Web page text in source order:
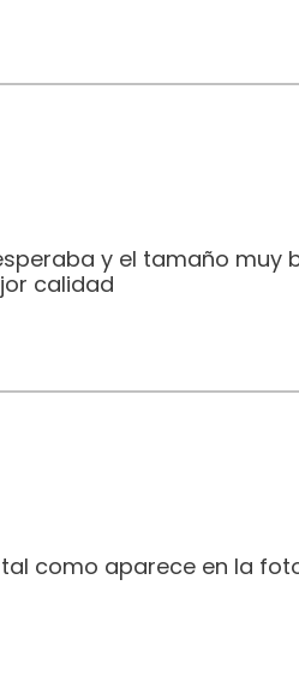
y el tamaño
calidad
como aparece en la